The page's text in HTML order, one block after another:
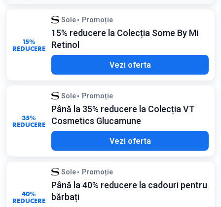
15%
REDUCERE
Sole Promoție
15% reducere la Colecția Some By Mi
Retinol
Vezi oferta
35%
REDUCERE
Sole Promoție
Până la 35% reducere la Colecția VT
Cosmetics Glucamune
Vezi oferta
40%
REDUCERE
Sole Promoție
Până la 40% reducere la cadouri pentru
bărbați